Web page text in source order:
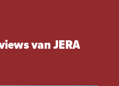
van JERA